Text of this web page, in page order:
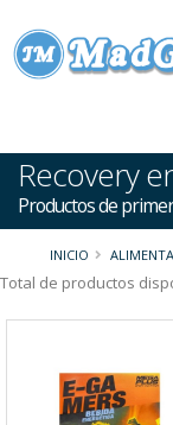
Recovery
Productos de
INICIO
Total de productos